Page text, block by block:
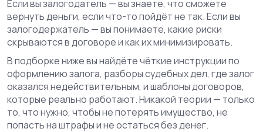
Если вы залогодатель — вы знаете, что сможете
вернуть деньги, если что-то пойдёт не так. Если вы
залогодержатель — вы понимаете, какие риски
скрываются в договоре и как их минимизировать.
В подборке ниже вы найдёте чёткие инструкции по
оформлению залога, разборы судебных дел, где залог
оказался недействительным, и шаблоны договоров,
которые реально работают. Никакой теории — только
то, что нужно, чтобы не потерять имущество, не
попасть на штрафы и не остаться без денег.